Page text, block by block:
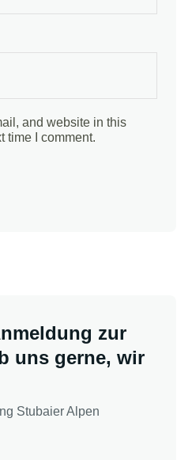
and website in this
time I comment.
zur
uns gerne, wir
Stubaier Alpen